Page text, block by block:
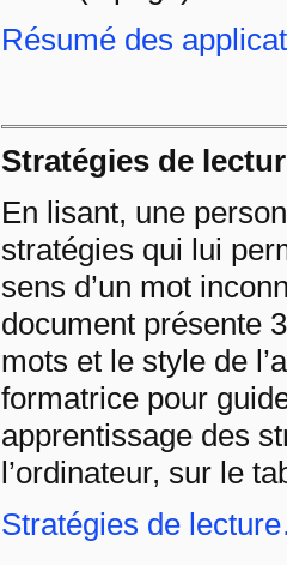
Résumé des
Stratégies de
En lisant, une
stratégies qui lui
sens d’un mot
document présente
mots et le style de
formatrice pour
apprentissage des
l’ordinateur, sur le
Stratégies de